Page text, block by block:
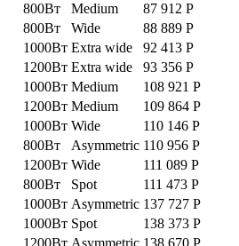
800Вт
Medium 87 912 Р
800Вт
Wide 88 889 Р
1000Вт Extra wide 92 413 Р
1200Вт Extra wide 93 356 Р
1000Вт Medium 108 921 Р
1200Вт Medium 109 864 Р
1000Вт Wide 110 146 Р
800Вт
Asymmetric 110 956 Р
1200Вт Wide 111 089 Р
800Вт
Spot 111 473 Р
1000Вт Asymmetric 137 727 Р
1000Вт Spot 138 373 Р